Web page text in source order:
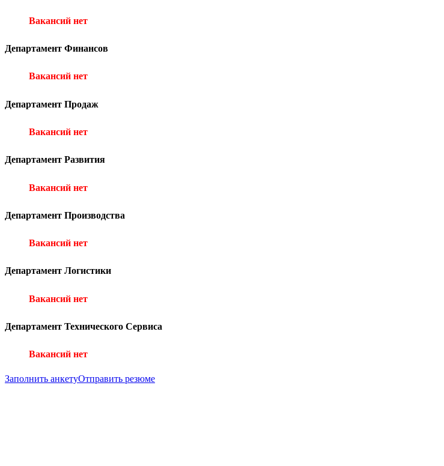
Вакансий нет
Департамент Финансов
Вакансий нет
Департамент Продаж
Вакансий нет
Департамент Развития
Вакансий нет
Департамент Производства
Вакансий нет
Департамент Логистики
Вакансий нет
Департамент Технического Сервиса
Вакансий нет
Заполнить анкетуОтправить резюме